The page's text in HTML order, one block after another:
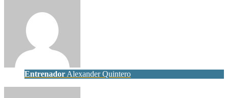
Entrenador Alexander Quintero